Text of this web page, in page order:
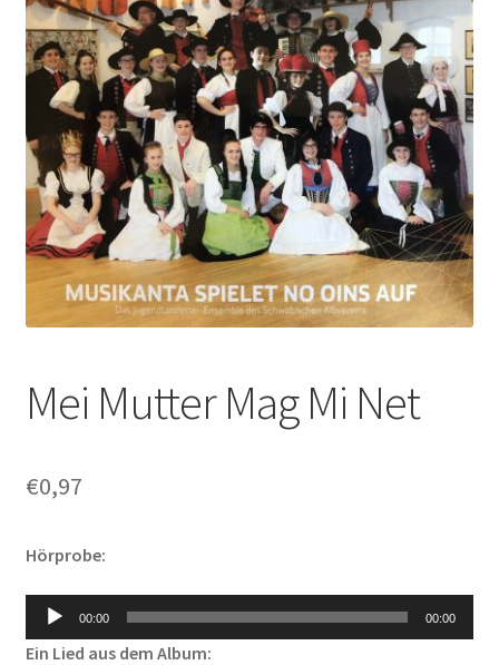
Mein Konto
Warenkorb
Mei Mutter Mag Mi Net
€0,97
Hörprobe:
Audio-
Player
00:00 00:00
Ein Lied aus dem Album: